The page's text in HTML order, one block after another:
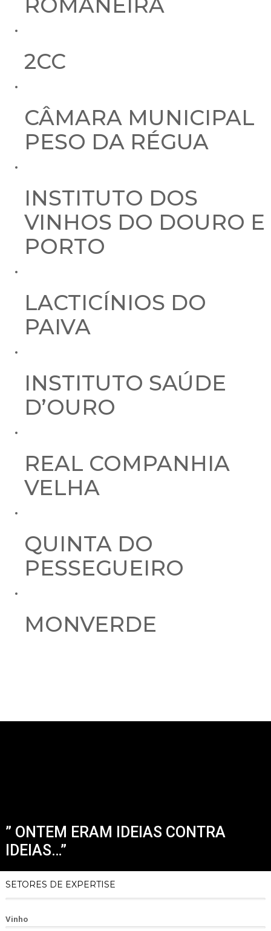
2CC
CÂMARA MUNICIPAL
PESO DA RÉGUA
INSTITUTO DOS
VINHOS DO DOURO E
PORTO
LACTICÍNIOS DO
PAIVA
INSTITUTO SAÚDE
D’OURO
REAL COMPANHIA
VELHA
QUINTA DO
PESSEGUEIRO
MONVERDE
” ONTEM ERAM IDEIAS CONTRA
IDEIAS…”
SETORES DE EXPERTISE
Vinho